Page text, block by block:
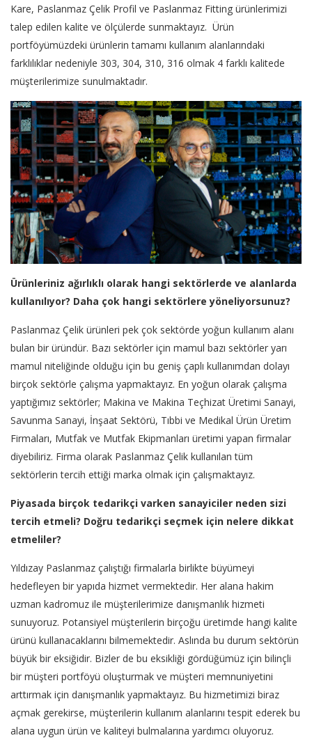
Kare, Paslanmaz Çelik Profil ve Paslanmaz Fitting ürünlerimizi
talep edilen kalite ve ölçülerde sunmaktayız. Ürün
portföyümüzdeki ürünlerin tamamı kullanım alanlarındaki
farklılıklar nedeniyle 303, 304, 310, 316 olmak 4 farklı kalitede
müşterilerimize sunulmaktadır.
Ürünleriniz ağırlıklı olarak hangi sektörlerde ve alanlarda
kullanılıyor? Daha çok hangi sektörlere yöneliyorsunuz?
Paslanmaz Çelik ürünleri pek çok sektörde yoğun kullanım alanı
bulan bir üründür. Bazı sektörler için mamul bazı sektörler yarı
mamul niteliğinde olduğu için bu geniş çaplı kullanımdan dolayı
birçok sektörle çalışma yapmaktayız. En yoğun olarak çalışma
yaptığımız sektörler; Makina ve Makina Teçhizat Üretimi Sanayi,
Savunma Sanayi, İnşaat Sektörü, Tıbbi ve Medikal Ürün Üretim
Firmaları, Mutfak ve Mutfak Ekipmanları üretimi yapan firmalar
diyebiliriz. Firma olarak Paslanmaz Çelik kullanılan tüm
sektörlerin tercih ettiği marka olmak için çalışmaktayız.
Piyasada birçok tedarikçi varken sanayiciler neden sizi
tercih etmeli? Doğru tedarikçi seçmek için nelere dikkat
etmeliler?
Yıldızay Paslanmaz çalıştığı firmalarla birlikte büyümeyi
hedefleyen bir yapıda hizmet vermektedir. Her alana hakim
uzman kadromuz ile müşterilerimize danışmanlık hizmeti
sunuyoruz. Potansiyel müşterilerin birçoğu üretimde hangi kalite
ürünü kullanacaklarını bilmemektedir. Aslında bu durum sektörün
büyük bir eksiğidir. Bizler de bu eksikliği gördüğümüz için bilinçli
bir müşteri portföyü oluşturmak ve müşteri memnuniyetini
arttırmak için danışmanlık yapmaktayız. Bu hizmetimizi biraz
açmak gerekirse, müşterilerin kullanım alanlarını tespit ederek bu
alana uygun ürün ve kaliteyi bulmalarına yardımcı oluyoruz.